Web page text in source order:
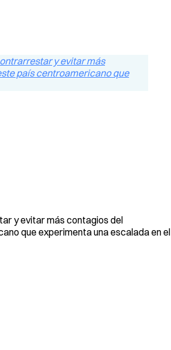
y evitar más contagios del
que experimenta una escalada en el